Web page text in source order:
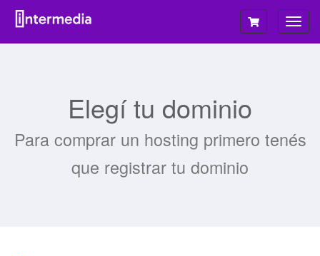
Elegí tu dominio
Para comprar un hosting primero tenés
que registrar tu dominio